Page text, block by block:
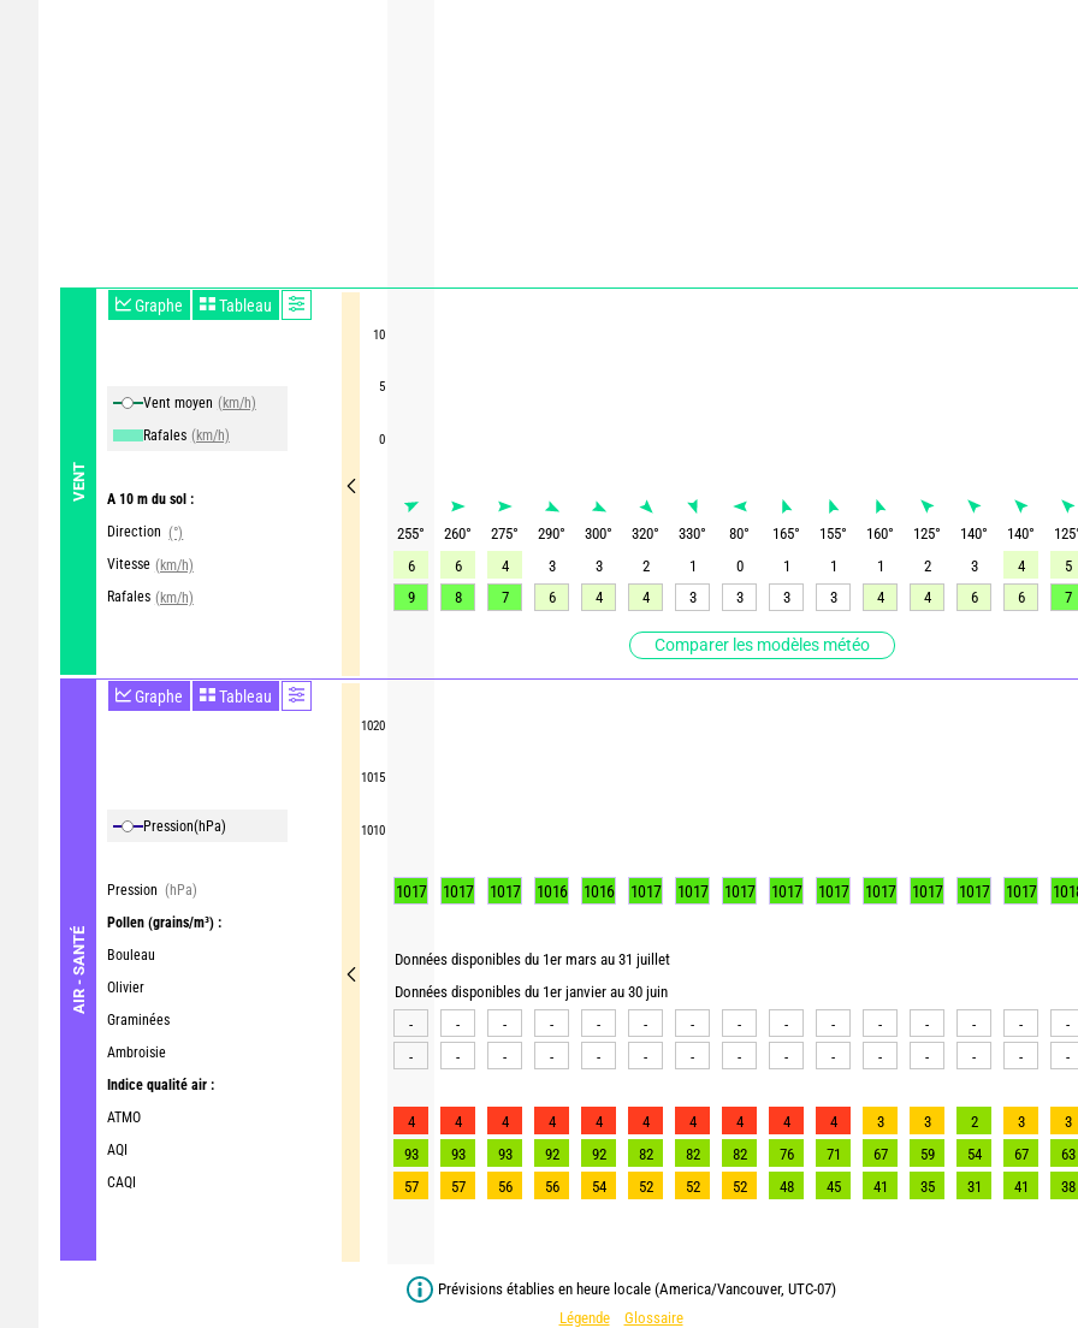
VENT
Graphe Tableau
Vent moyen (km/h)
Rafales (km/h)
A 10 m du sol :
Direction (°)
Vitesse (km/h)
Rafales (km/h)
Comparer les modèles météo
AIR - SANTÉ
Graphe Tableau
Pression(hPa)
Pression (hPa)
Pollen (grains/m³) :
Bouleau
Olivier
Graminées
Ambroisie
Indice qualité air :
ATMO
AQI
CAQI
10
5
0
1020
1015
1010
255° 260° 275° 290° 300° 320° 330° 80° 165° 155° 160° 125° 140° 140° 125
6
6 4 3 3 2 1 0 1 1 1 2 3 4 5
9
8 7 6 4 4 3 3 3 3 4 4 6 6 7
1017 1017 1017 1016 1016 1017 1017 1017 1017 1017 1017 1017 1017 1017
Données disponibles du 1er mars au 31 juillet
Données disponibles du 1er janvier au 30 juin
-
- - - - - - - - - - - - - -
-
- - - - - - - - - - - - - -
4 4 4 4 4 4 4 4 4 4 3 3 2 3 3
93
93 93 92 92 82 82 82 76 71 67 59 54 67 63
57
57 56 56 54 52 52 52 48 45 41 35 31 41 38
Prévisions établies en heure locale (America/Vancouver, UTC-07)
Légende
Glossaire